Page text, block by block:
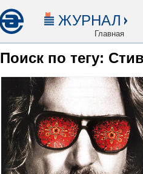
ЖУРНАЛ
Главная
Поиск по тегу: